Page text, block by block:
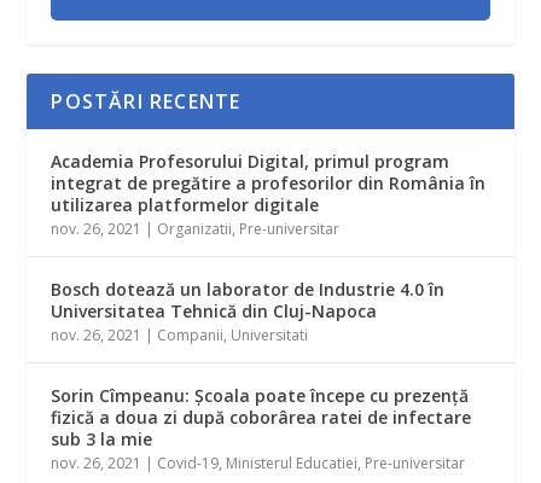
POSTĂRI RECENTE
Academia Profesorului Digital, primul program
integrat de pregătire a profesorilor din România în
utilizarea platformelor digitale
nov. 26, 2021 | Organizatii, Pre-universitar
Bosch dotează un laborator de Industrie 4.0 în
Universitatea Tehnică din Cluj-Napoca
nov. 26, 2021 | Companii, Universitati
Sorin Cîmpeanu: Şcoala poate începe cu prezenţă
fizică a doua zi după coborârea ratei de infectare
sub 3 la mie
nov. 26, 2021 | Covid-19, Ministerul Educatiei, Pre-universitar